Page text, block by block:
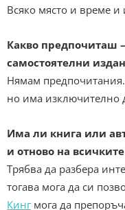
Всяко място и време и
Какво предпочиташ
самостоятелни
Нямам
но има изключително
Има ли книга или
и отново на
Трябва да разбера
тогава мога да си
Кингмога да